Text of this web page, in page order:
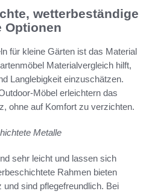
wetterbeständige
Optionen
für kleine Gärten ist das Material
Materialvergleich hilft,
Langlebigkeit einzuschätzen.
Möbel erleichtern das
ohne auf Komfort zu verzichten.
Metalle
sehr leicht und lassen sich
Rahmen bieten
sind pflegefreundlich. Bei